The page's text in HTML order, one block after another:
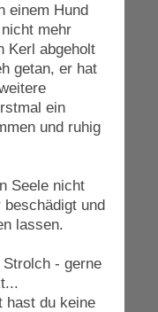
einem Hund
mehr
Kerl abgeholt
getan, er hat
ein
und ruhig
Seele nicht
und
lassen.
- gerne
hast du keine